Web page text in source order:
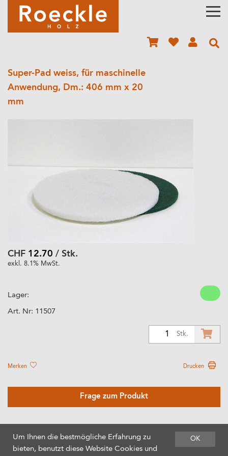
Super-Pad weiss, für maschinelle
Anwendung, Dm.: 406 mm x 20
mm
CHF 12.70 / Stk.
exkl. 8.1% MwSt.
Lager:
Art. Nr: 11507
Stk.
Merken Drucken
Frage zum Produkt
OK
Um Ihnen die bestmögliche Erfahrung zu
bieten, benutzt diese Website Cookies und